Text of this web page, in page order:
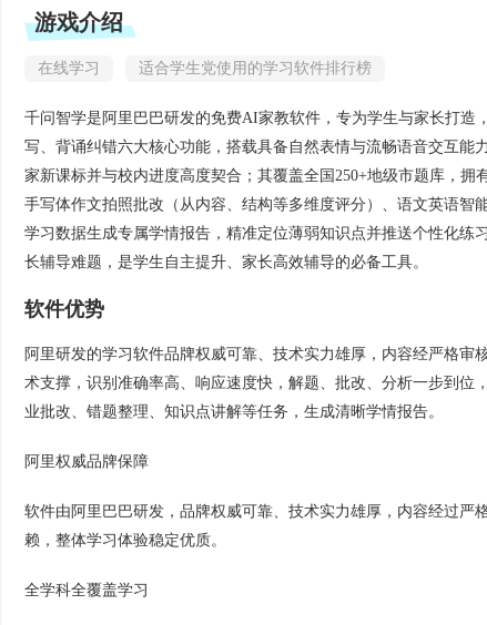
游戏介绍
在线学习 适合学生党使用的学习软件排行榜
千问智学是阿里巴巴研发的免费AI家教软件，专为学生与家长打
写、背诵纠错六大核心功能，搭载具备自然表情与流畅语音交互
家新课标并与校内进度高度契合；其覆盖全国250+地级市题库，
手写体作文拍照批改（从内容、结构等多维度评分）、语文英语
学习数据生成专属学情报告，精准定位薄弱知识点并推送个性化练
长辅导难题，是学生自主提升、家长高效辅导的必备工具。
软件优势
阿里研发的学习软件品牌权威可靠、技术实力雄厚，内容经严格
术支撑，识别准确率高、响应速度快，解题、批改、分析一步到
业批改、错题整理、知识点讲解等任务，生成清晰学情报告。
阿里权威品牌保障
软件由阿里巴巴研发，品牌权威可靠、技术实力雄厚，内容经过
赖，整体学习体验稳定优质。
全学科全覆盖学习